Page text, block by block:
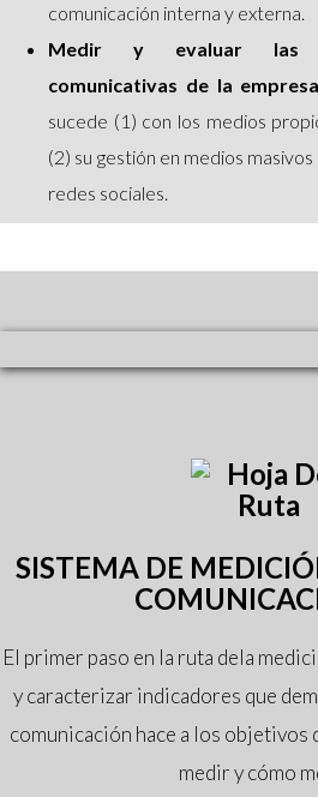
comunicación interna y externa.
Medir y evaluar las
comunicativas de la empresa
sucede (1) con los medios
(2) su gestión en medios
redes sociales.
SISTEMA DE
El primer paso en la ruta dela
y caracterizar indicadores que
comunicación hace a los objetivos
medir y cómo